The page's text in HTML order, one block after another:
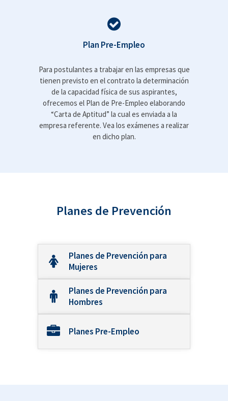
Plan Pre-Empleo
Para postulantes a trabajar en las empresas que
tienen previsto en el contrato la determinación
de la capacidad física de sus aspirantes,
ofrecemos el Plan de Pre-Empleo elaborando
“Carta de Aptitud” la cual es enviada a la
empresa referente. Vea los exámenes a realizar
en dicho plan.
Planes de Prevención
Planes de Prevención para
Mujeres
Planes de Prevención para
Hombres
Planes Pre-Empleo